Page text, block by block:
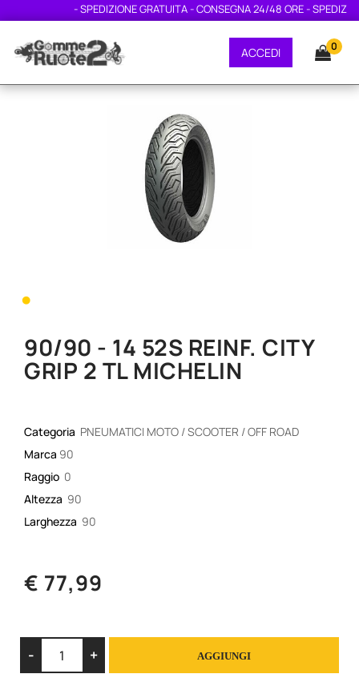
- SPEDIZIONE GRATUITA - CONSEGNA 24/48 ORE -
ACCEDI 0
•
90/90 - 14 52S REINF. CITY
GRIP 2 TL MICHELIN
Categoria PNEUMATICI MOTO / SCOOTER / OFF ROAD
Marca 90
Raggio 0
Altezza 90
Larghezza 90
€ 77,99
AGGIUNGI